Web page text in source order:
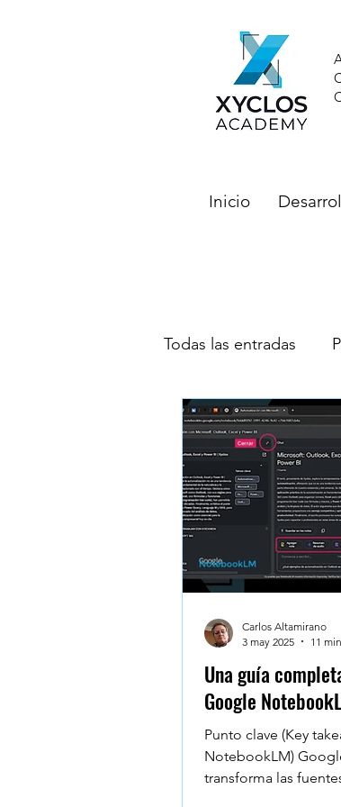
Inicio
Todas las entradas
Testimonios -
Microsoft Teams
Windows 10
Una guía
Google
Punto clave (Key
NotebookLM)
transforma las
Carlos Altamirano
3 may 2025
11